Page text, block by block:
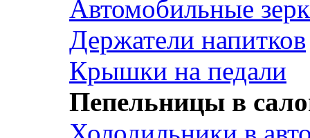
Автомобильные
Держатели напитков
Крышки на педали
Пепельницы в